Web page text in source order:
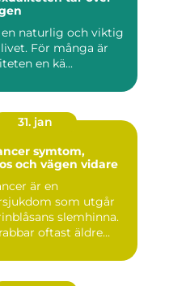
en naturlig och viktig
För många är
en kä...
31. jan
och vägen vidare
är en
som utgår
slemhinna.
oftast äldre